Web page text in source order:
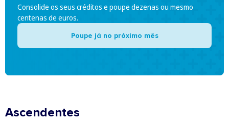
Consolide os seus créditos e poupe dezenas ou mesmo
centenas de euros.
Poupe já no próximo mês
Ascendentes